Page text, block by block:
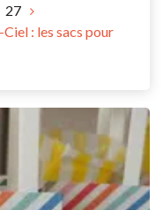
27
: les sacs pour